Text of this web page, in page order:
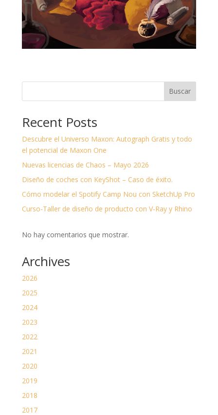
Buscar
Recent Posts
Descubre el Universo Maxon: Autograph Gratis y todo
el potencial de Maxon One
Nuevas licencias de Chaos – Mayo 2026
Diseño de coches con KeyShot – Caso de éxito.
Cómo modelar el Spotify Camp Nou con SketchUp Pro
Curso-Taller de diseño de producto con V-Ray y Rhino
No hay comentarios que mostrar.
Archives
2026
2025
2024
2023
2022
2021
2020
2019
2018
2017